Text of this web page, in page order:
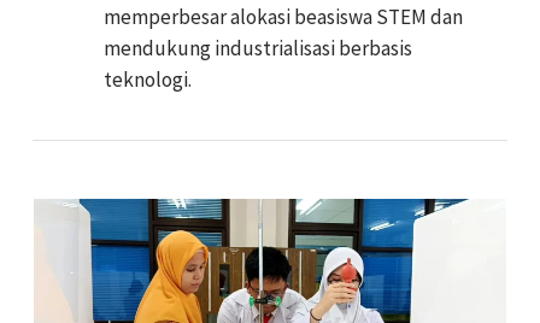
memperbesar alokasi beasiswa STEM dan
mendukung industrialisasi berbasis
teknologi.